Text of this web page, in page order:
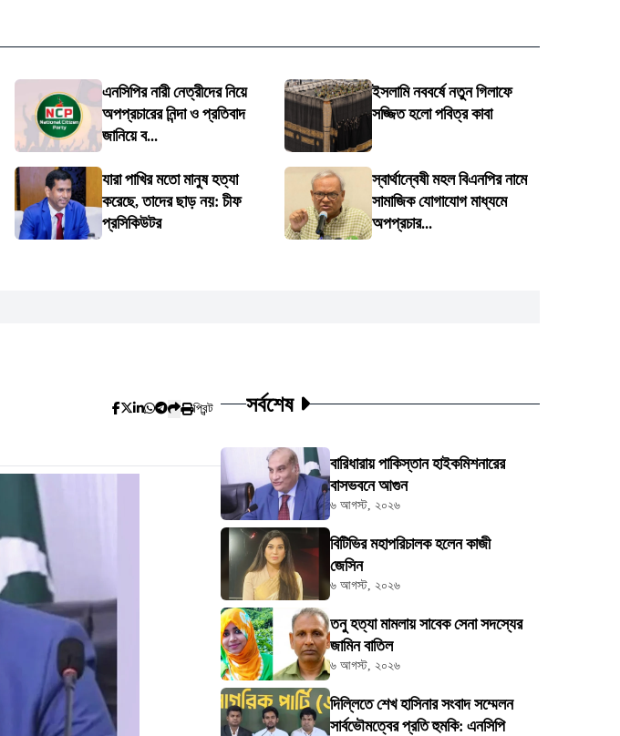
এনসিপির নারী নেত্রীদের নিয়ে
অপপ্রচারের নিন্দা ও প্রতিবাদ
জানিয়ে ব...
ইসলামি নববর্ষে নতুন গিলাফে
সজ্জিত হলো পবিত্র কাবা
যারা পাখির মতো মানুষ হত্যা
করেছে, তাদের ছাড় নয়: চীফ
প্রসিকিউটর
স্বার্থান্বেষী মহল বিএনপির নামে
সামাজিক যোগাযোগ মাধ্যমে
অপপ্রচার...
প্রিন্ট সর্বশেষ
বারিধারায় পাকিস্তান হাইকমিশনারের
বাসভবনে আগুন
৬ আগস্ট, ২০২৬
বিটিভির মহাপরিচালক হলেন কাজী
জেসিন
৬ আগস্ট, ২০২৬
তনু হত্যা মামলায় সাবেক সেনা সদস্যের
জামিন বাতিল
৬ আগস্ট, ২০২৬
দিল্লিতে শেখ হাসিনার সংবাদ সম্মেলন
সার্বভৌমত্বের প্রতি হুমকি: এনসিপি